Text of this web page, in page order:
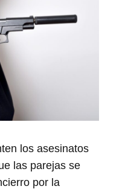
los asesinatos
las parejas se
por la